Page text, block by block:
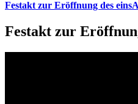
Festakt zur Eröffnung des einsA
Festakt zur